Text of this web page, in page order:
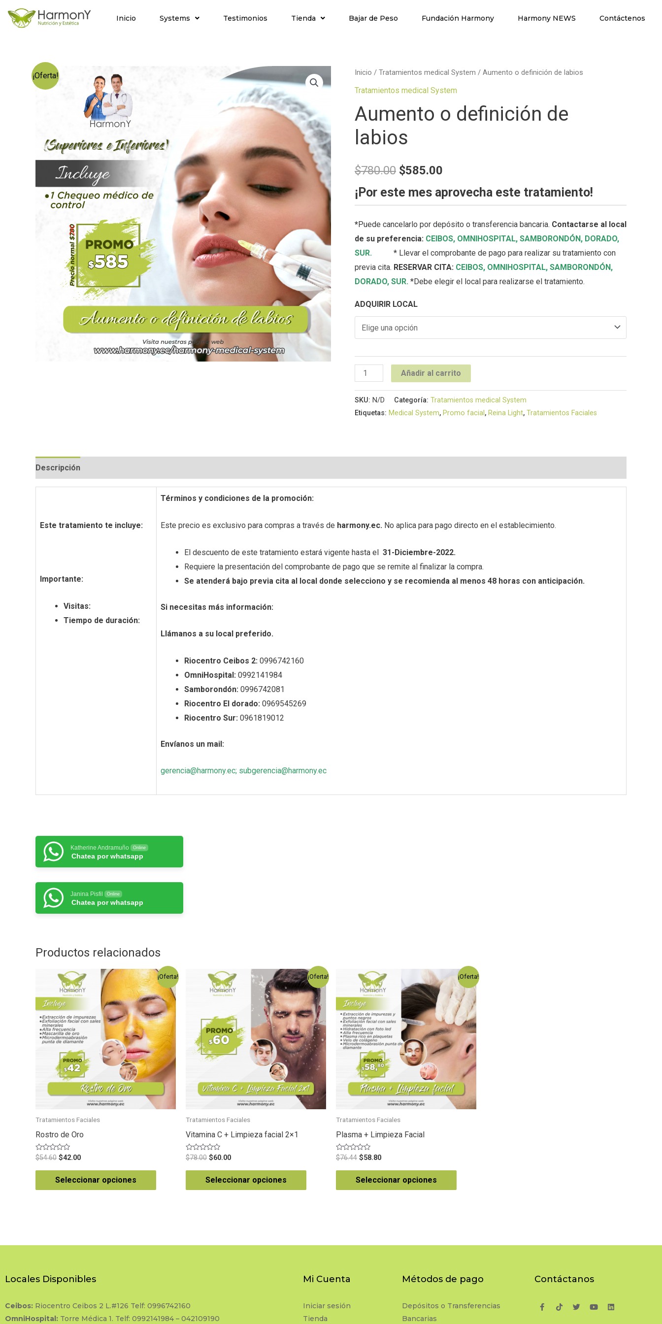
Inicio Systems Testimonios Tienda Bajar de Peso Fundación Harmony Harmony NEWS Contáctenos
¡Oferta! Inicio / Tratamientos medical System / Aumento o definición de labios
Tratamientos medical System
Aumento o definición de
labios
$780.00 $585.00
¡Por este mes aprovecha este tratamiento!
*Puede cancelarlo por depósito o transferencia bancaria. Contactarse al local
de su preferencia: CEIBOS, OMNIHOSPITAL, SAMBORONDÓN, DORADO,
SUR.
* Llevar el comprobante de pago para realizar su tratamiento con
previa cita. RESERVAR CITA: CEIBOS, OMNIHOSPITAL, SAMBORONDÓN,
DORADO, SUR. *Debe elegir el local para realizarse el tratamiento.
ADQUIRIR LOCAL
Añadir al carrito
SKU: N/D Categoría: Tratamientos medical System
Etiquetas: Medical System, Promo facial , Reina Light, Tratamientos Faciales
Descripción
Este tratamiento te incluye:
Importante:
Visitas:
Tiempo de duración:
Términos y condiciones de la promoción:
Este precio es exclusivo para compras a través de harmony.ec. No aplica para pago directo en el establecimiento.
El descuento de este tratamiento estará vigente hasta el 31-Diciembre-2022.
Requiere la presentación del comprobante de pago que se remite al finalizar la compra.
Se atenderá bajo previa cita al local donde selecciono y se recomienda al menos 48 horas con anticipación.
Si necesitas más información:
Llámanos a su local preferido.
Riocentro Ceibos 2: 0996742160
OmniHospital: 0992141984
Samborondón: 0996742081
Riocentro El dorado: 0969545269
Riocentro Sur: 0961819012
Envíanos un mail:
gerencia@harmony.ec; subgerencia@harmony.ec
Katherine Andramuño Online
Chatea por whatsapp
Janina Pisfil Online
Chatea por whatsapp
Productos relacionados
¡Oferta!
Tratamientos Faciales
Rostro de Oro
Valorado
en
0
$54.60 $42.00
Seleccionar opciones
¡Oferta!
Tratamientos Faciales
Vitamina C + Limpieza facial 2×1
Valorado
en
0
$78.00 $60.00
Seleccionar opciones
¡Oferta!
Tratamientos Faciales
Plasma + Limpieza Facial
Valorado
en
0
$76.44 $58.80
Seleccionar opciones
Locales Disponibles
Ceibos: Riocentro Ceibos 2 L.#126 Telf: 0996742160
OmniHospital: Torre Médica 1. Telf: 0992141984 – 042109190
Mi Cuenta
Iniciar sesión
Tienda
Métodos de pago
Depósitos o Transferencias
Bancarias
Contáctanos